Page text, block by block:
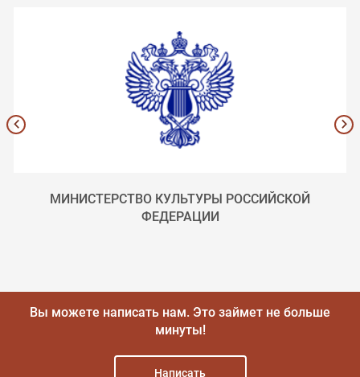
МИНИСТЕРСТВО КУЛЬТУРЫ РОССИЙСКОЙ
ФЕДЕРАЦИИ
Вы можете написать нам. Это займет не больше
минуты!
Написать